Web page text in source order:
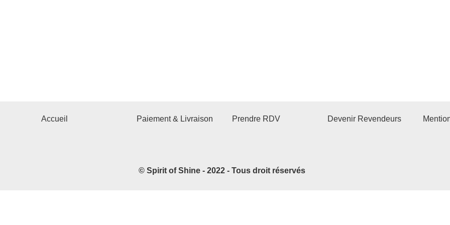
Accueil Paiement & Livraison Prendre RDV Devenir Revendeurs
© Spirit of Shine - 2022 - Tous droit réservés